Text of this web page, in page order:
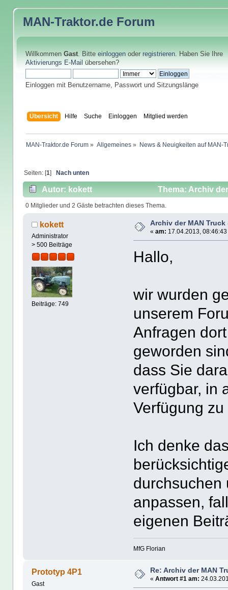
MAN-Traktor.de Forum
Willkommen Gast. Bitte einloggenoder registrieren. Haben Sie Ihre
Aktivierungs E-Mail übersehen?
Einloggen mit Benutzername, Passwort und Sitzungslänge
Übersicht Hilfe Suche Einloggen Mitglied werden
MAN-Traktor.de Forum » Allgemeines » News & Neuigkeiten auf MAN-
Seiten: [1] Nach unten
Autor: kokett Thema: Archiv
0 Mitglieder und 2 Gäste betrachten dieses Thema.
kokett
Administrator
> 500 Beiträge
Beiträge: 749
Archiv der MAN Truck
« am: 17.04.2013, 08:46:43
Hallo,
wir wurden
unserem
Anfragen
geworden
dass Sie
verfügbar, in
Verfügung
Ich denke
durchsuchen
anpassen,
eigenen
MfG Florian
Prototyp 4P1
Gast
Re: Archiv der MAN
« Antwort #1 am: